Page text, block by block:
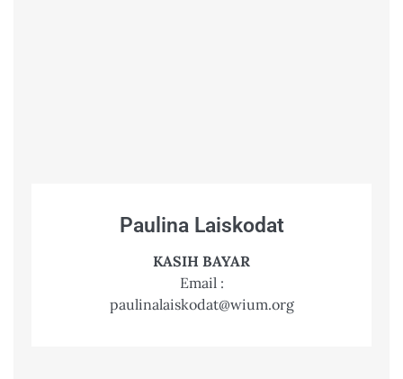
Paulina Laiskodat
KASIH BAYAR
Email :
paulinalaiskodat@wium.org